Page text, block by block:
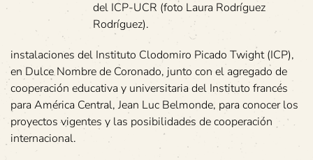
del ICP-UCR (foto Laura Rodríguez
Rodríguez).
instalaciones del Instituto Clodomiro Picado Twight (ICP),
en Dulce Nombre de Coronado, junto con el agregado de
cooperación educativa y universitaria del Instituto francés
para América Central, Jean Luc Belmonde, para conocer los
proyectos vigentes y las posibilidades de cooperación
internacional.